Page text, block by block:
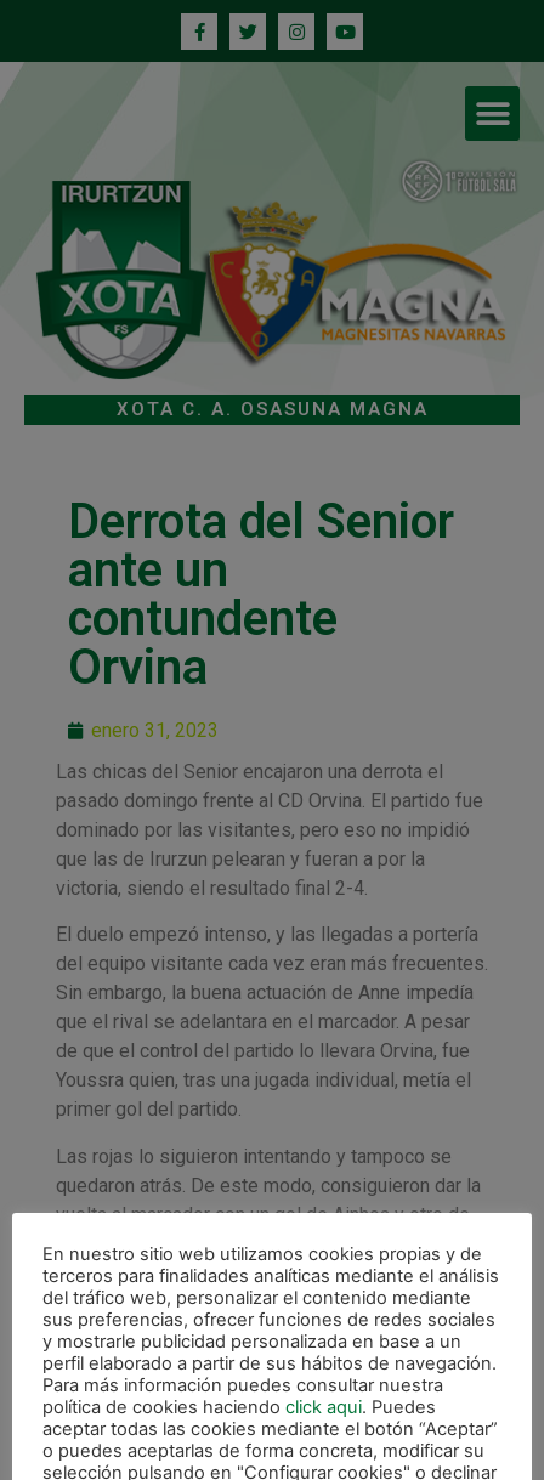
XOTA C. A. OSASUNA MAGNA
Derrota del Senior
ante un
contundente
Orvina
enero 31, 2023
Las chicas del Senior encajaron una derrota el
pasado domingo frente al CD Orvina. El partido fue
dominado por las visitantes, pero eso no impidió
que las de Irurzun pelearan y fueran a por la
victoria, siendo el resultado final 2-4.
El duelo empezó intenso, y las llegadas a portería
del equipo visitante cada vez eran más frecuentes.
Sin embargo, la buena actuación de Anne impedía
que el rival se adelantara en el marcador. A pesar
de que el control del partido lo llevara Orvina, fue
Youssra quien, tras una jugada individual, metía el
primer gol del partido.
Las rojas lo siguieron intentando y tampoco se
quedaron atrás. De este modo, consiguieron dar la
vuelta al marcador con un gol de Ainhoa y otro de
penalti ejecutado por Jess. Así, el resultado se fue
al descanso con un 1-2.
El partido se retomó en la misma dinámica, y entre
el dominio de juego de Orvina, llegó el tercer gol
de las botas de María. Pero cuando menos se
esperaba, Xota volvió a meterse dentro del partido
con un gol de Youssra, tras robarle el balón a la
portera en una subida hasta medio campo.
En nuestro sitio web utilizamos cookies propias y de
terceros para finalidades analíticas mediante el análisis
del tráfico web, personalizar el contenido mediante
sus preferencias, ofrecer funciones de redes sociales
y mostrarle publicidad personalizada en base a un
perfil elaborado a partir de sus hábitos de navegación.
Para más información puedes consultar nuestra
política de cookies haciendo click aqui. Puedes
aceptar todas las cookies mediante el botón “Aceptar”
o puedes aceptarlas de forma concreta, modificar su
selección pulsando en "Configurar cookies" o declinar